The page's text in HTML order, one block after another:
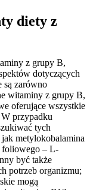
diety z
z grupy B,
dotyczących
są zarówno
witaminy z grupy B,
oferujące wszystkie
W przypadku
tych
metylokobalamina
foliowego – L-
być także
potrzeb organizmu;
mogą